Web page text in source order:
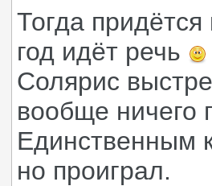
Тогда
год идёт речь
Солярис
вообще ничего
Единственным
но проиграл.